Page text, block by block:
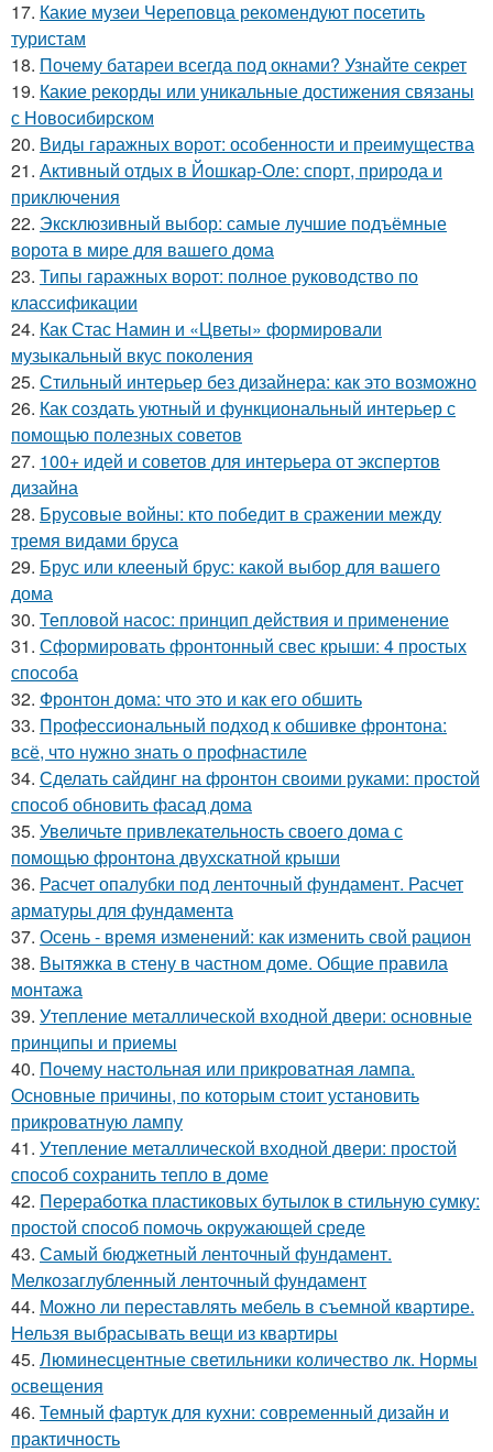
17. Какие музеи Череповца рекомендуют посетить
туристам
18. Почему батареи всегда под окнами? Узнайте секрет
19. Какие рекорды или уникальные достижения связаны
с Новосибирском
20. Виды гаражных ворот: особенности и преимущества
21. Активный отдых в Йошкар-Оле: спорт, природа и
приключения
22. Эксклюзивный выбор: самые лучшие подъёмные
ворота в мире для вашего дома
23. Типы гаражных ворот: полное руководство по
классификации
24. Как Стас Намин и «Цветы» формировали
музыкальный вкус поколения
25. Стильный интерьер без дизайнера: как это возможно
26. Как создать уютный и функциональный интерьер с
помощью полезных советов
27. 100+ идей и советов для интерьера от экспертов
дизайна
28. Брусовые войны: кто победит в сражении между
тремя видами бруса
29. Брус или клееный брус: какой выбор для вашего
дома
30. Тепловой насос: принцип действия и применение
31. Сформировать фронтонный свес крыши: 4 простых
способа
32. Фронтон дома: что это и как его обшить
33. Профессиональный подход к обшивке фронтона:
всё, что нужно знать о профнастиле
34. Сделать сайдинг на фронтон своими руками: простой
способ обновить фасад дома
35. Увеличьте привлекательность своего дома с
помощью фронтона двухскатной крыши
36. Расчет опалубки под ленточный фундамент. Расчет
арматуры для фундамента
37. Осень - время изменений: как изменить свой рацион
38. Вытяжка в стену в частном доме. Общие правила
монтажа
39. Утепление металлической входной двери: основные
принципы и приемы
40. Почему настольная или прикроватная лампа.
Основные причины, по которым стоит установить
прикроватную лампу
41. Утепление металлической входной двери: простой
способ сохранить тепло в доме
42. Переработка пластиковых бутылок в стильную сумку:
простой способ помочь окружающей среде
43. Самый бюджетный ленточный фундамент.
Мелкозаглубленный ленточный фундамент
44. Можно ли переставлять мебель в съемной квартире.
Нельзя выбрасывать вещи из квартиры
45. Люминесцентные светильники количество лк. Нормы
освещения
46. Темный фартук для кухни: современный дизайн и
практичность